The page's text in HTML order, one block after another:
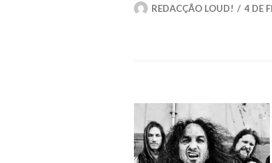
REDACÇÃO LOUD! 4 DE